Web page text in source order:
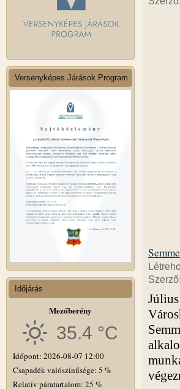
Versenyképes Járások Program
Időjárás
Mezőberény
35.4 °C
Időpont: 2026-08-07 12:00
Csapadék valószínűsége: 5 %
Relatív páratartalom: 25 %